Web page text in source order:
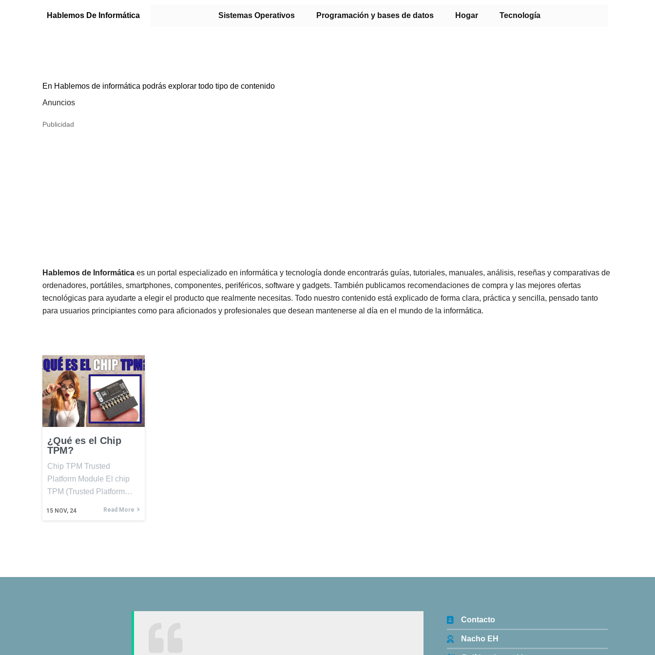
Hablemos De Informática Sistemas Operativos Programación y bases de datos Hogar Tecnología
En Hablemos de informática podrás explorar todo tipo de contenido
Anuncios
Publicidad
Hablemos de Informática es un portal especializado en informática y tecnología donde encontrarás guías, tutoriales, manuales, análisis, reseñas y comparativas de
ordenadores, portátiles, smartphones, componentes, periféricos, software y gadgets. También publicamos recomendaciones de compra y las mejores ofertas
tecnológicas para ayudarte a elegir el producto que realmente necesitas. Todo nuestro contenido está explicado de forma clara, práctica y sencilla, pensado tanto
para usuarios principiantes como para aficionados y profesionales que desean mantenerse al día en el mundo de la informática.
¿Qué es el Chip
TPM?
15 NOV, 24
Chip TPM Trusted
Platform Module El chip
TPM (Trusted Platform…
Read More
Contacto
Nacho EH